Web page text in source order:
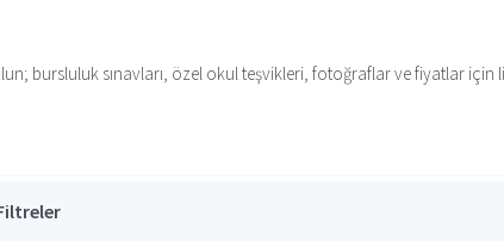
bursluluk sınavları, özel okul teşvikleri, fotoğraflar ve fiyatlar için